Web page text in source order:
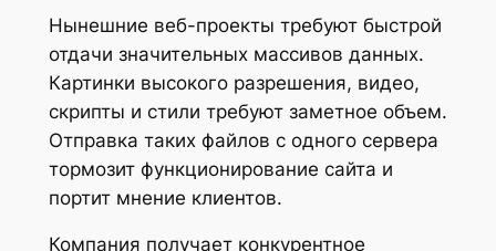
Нынешние веб-проекты требуют быстрой
отдачи значительных массивов данных.
Картинки высокого разрешения, видео,
скрипты и стили требуют заметное объем.
Отправка таких файлов с одного сервера
тормозит функционирование сайта и
портит мнение клиентов.
Компания получает конкурентное